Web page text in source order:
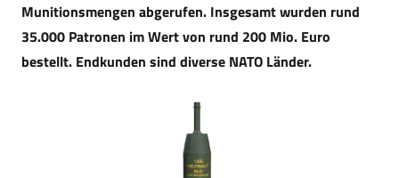
Munitionsmengen abgerufen. Insgesamt wurden rund
35.000 Patronen im Wert von rund 200 Mio. Euro
bestellt. Endkunden sind diverse NATO Länder.